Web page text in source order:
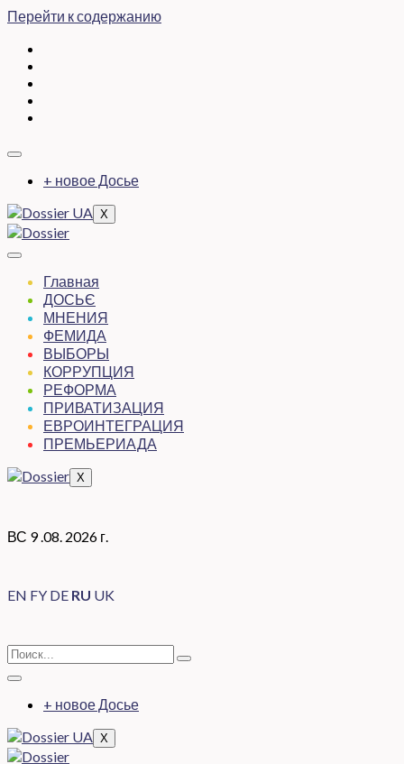
Перейти к содержанию
+ новое Досье
X
Главная
ДОСЬЄ
МНЕНИЯ
ФЕМИДА
ВЫБОРЫ
КОРРУПЦИЯ
РЕФОРМА
ПРИВАТИЗАЦИЯ
ЕВРОИНТЕГРАЦИЯ
ПРЕМЬЕРИАДА
X
ВС 9 .08. 2026 г.
EN FY DE RU UK
+ новое Досье
X